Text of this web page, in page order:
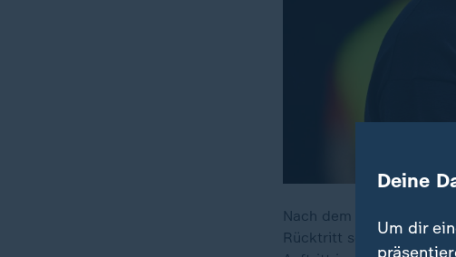
Nach dem WM-Aus
Rücktritt schließt er aus
Deine
Um dir